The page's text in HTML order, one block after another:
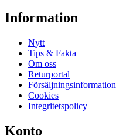
Information
Nytt
Tips & Fakta
Om oss
Returportal
Försäljningsinformation
Cookies
Integritetspolicy
Konto